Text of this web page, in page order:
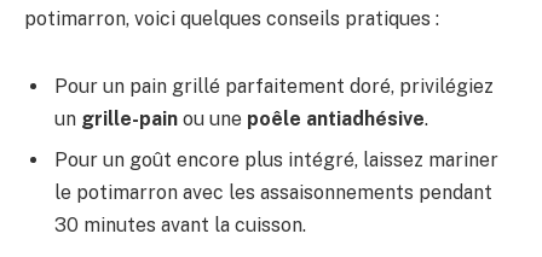
potimarron, voici quelques conseils pratiques :
Pour un pain grillé parfaitement doré, privilégiez
un grille-pain ou une poêle antiadhésive.
Pour un goût encore plus intégré, laissez mariner
le potimarron avec les assaisonnements pendant
30 minutes avant la cuisson.